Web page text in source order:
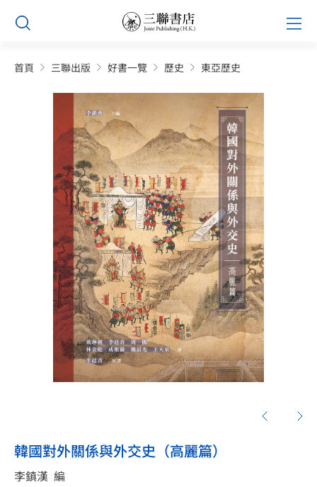
Skip
content
首頁 三聯出版 好書一覽 歷史 東亞歷史
韓國對外關係與外交史（高麗篇）
李鎮漢 編